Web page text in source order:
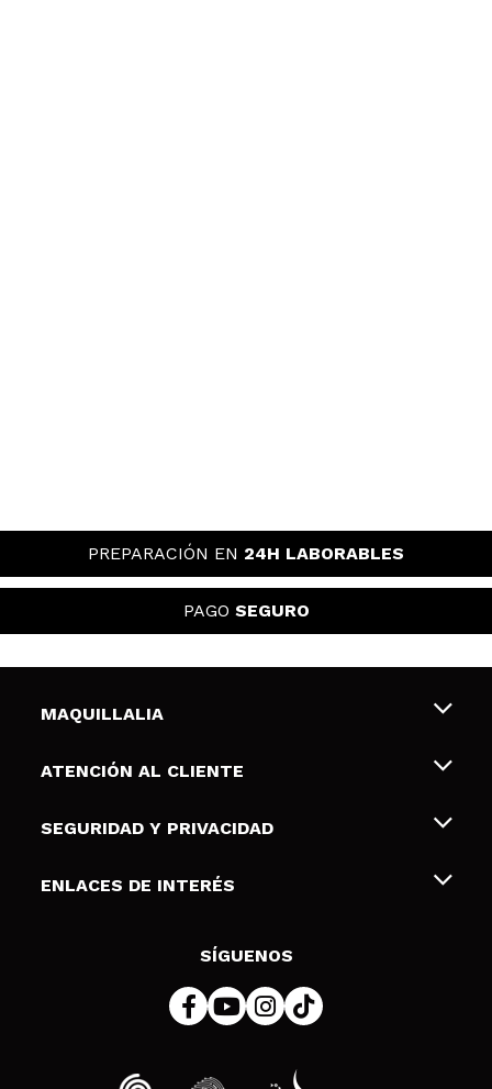
PREPARACIÓN EN 24H LABORABLES
PAGO SEGURO
MAQUILLALIA
Sobre nosotros
Tarjetas de Regalo
ATENCIÓN AL CLIENTE
Envíos y devoluciones
Formas de pago
SEGURIDAD Y PRIVACIDAD
Terminos y condiciones de uso
Política de cookies
ENLACES DE INTERÉS
SÍGUENOS